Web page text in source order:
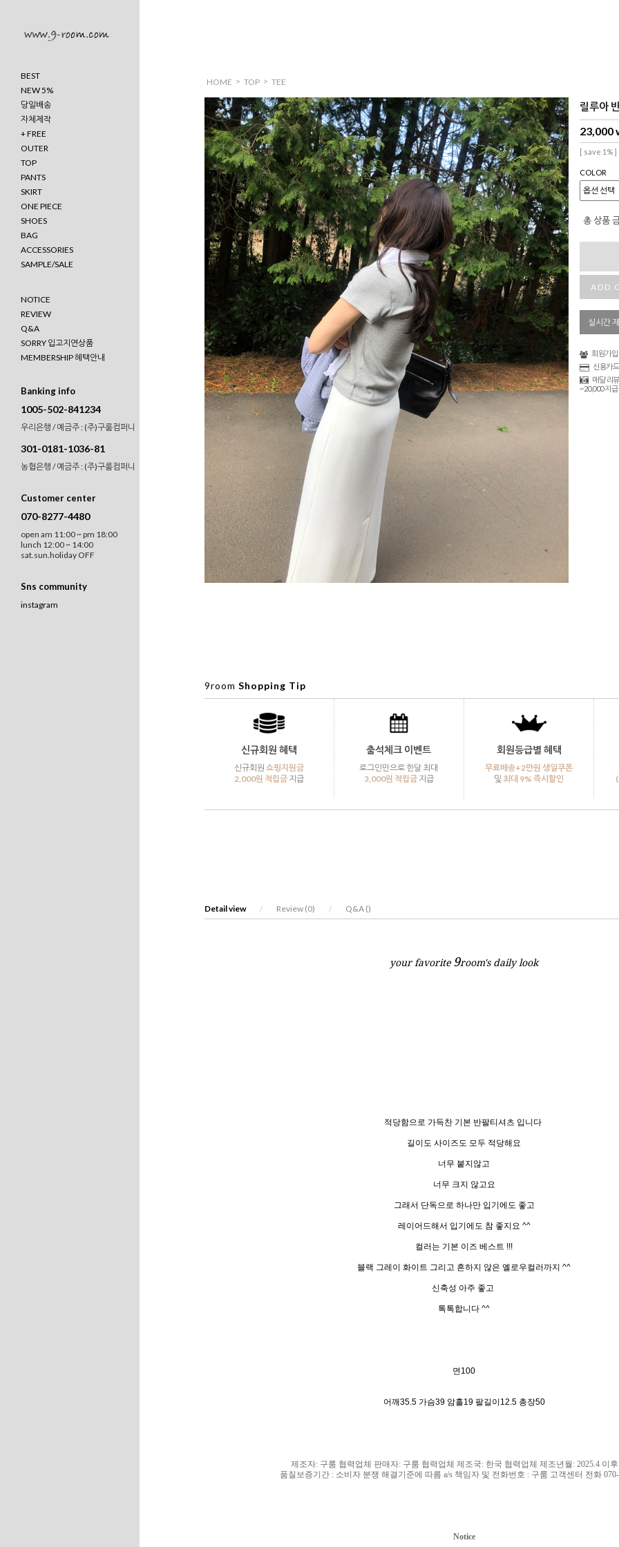
BEST
NEW 5%
당일배송
자체제작
+ FREE
OUTER
TOP
PANTS
SKIRT
ONE PIECE
SHOES
BAG
ACCESSORIES
SAMPLE/SALE
NOTICE
REVIEW
Q&A
SORRY 입고지연상품
MEMBERSHIP 혜택안내
Banking info
1005-502-841234
우리은행 / 예금주 : (주)구룸컴퍼니
301-0181-1036-81
농협은행 / 예금주 : (주)구룸컴퍼니
Customer center
070-8277-4480
open am 11:00 ~ pm 18:00
lunch 12:00 ~ 14:00
sat.sun.holiday OFF
Sns community
instagram
HOME > TOP > TEE
릴루아
23,000
[ save 1% ]
COLOR
총 상품
ADD
실시간
회원가입
신용카
매달 리
~20,000 지급
9room Shopping Tip
신규회원 혜택
신규회원 쇼핑지원금
2,000원 적립금지급
출석체크 이벤트
로그인만으로 한달 최대
3,000원 적립금지급
회원등급별 혜택
무료배송+2만원 생일쿠폰
및 최대 9% 즉시할인
Detail view / Review (0) / Q&A ()
your favorite 9room's daily look
적당함으로 가득찬 기본 반팔티셔츠 입니다
길이도 사이즈도 모두 적당해요
너무 붙지않고
너무 크지 않고요
그래서 단독으로 하나만 입기에도 좋고
레이어드해서 입기에도 참 좋지요 ^^
컬러는 기본 이즈 베스트 !!!
블랙 그레이 화이트 그리고 흔하지 않은 옐로우컬러까지 ^^
신축성 아주 좋고
톡톡합니다 ^^
면100
어깨35.5 가슴39 암홀19 팔길이12.5 총장50
제조자: 구룸 협력업체 판매자: 구룸 협력업체 제조국: 한국 협력업체 제조년월 : 2025.4 이
품질보증기간 : 소비자 분쟁 해결기준에 따름 a/s 책임자 및 전화번호 : 구룸 고객센터 전화
Notice